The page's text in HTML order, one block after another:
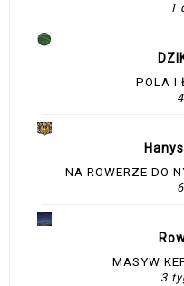
1
POLA I
NA ROWERZE DO
MASYW
3